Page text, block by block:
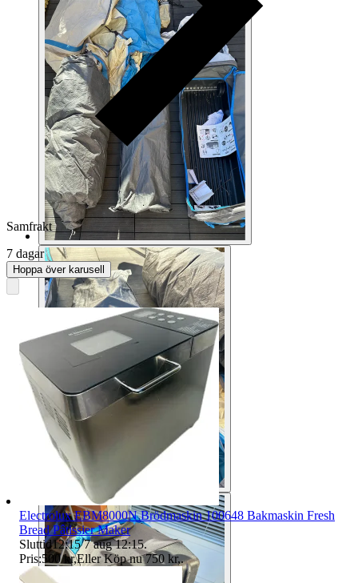
Samfrakt
7 dagar
Hoppa över karusell
Electrolux EBM8000N Brödmaskin 100648 Bakmaskin Fresh
Bread Pâtissier Maker
Sluttid12:15 7 aug 12:15.
Pris:500 kr,Eller Köp nu 750 kr,.